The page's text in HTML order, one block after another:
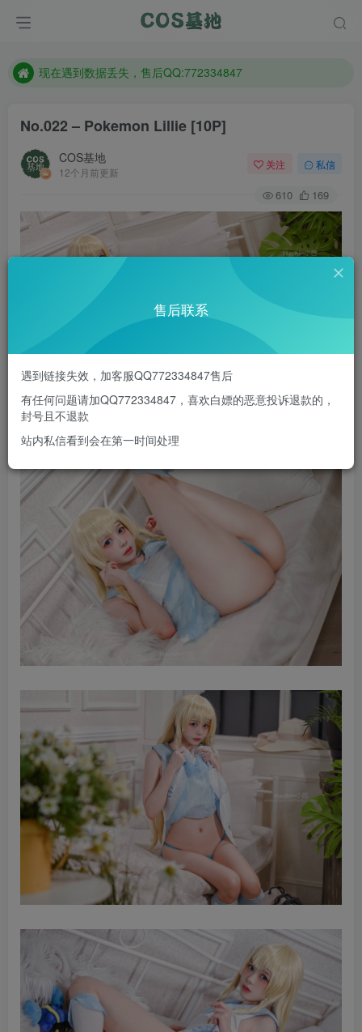
想看那个coser作品，请在搜索框搜索
售后QQ:772334847
No.022 – Pokemon Lillie [10P]
COS基地
12个月前更新
关注 私信
610 169
售后联系
遇到链接失效，加客服QQ772334847售后
有任何问题请加QQ772334847，喜欢白嫖的恶意投诉退款的，
封号且不退款
站内私信看到会在第一时间处理